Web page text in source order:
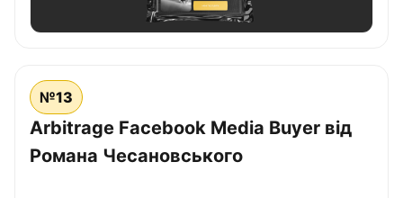
№13
Arbitrage Facebook Media Buyer від
Романа Чесановського